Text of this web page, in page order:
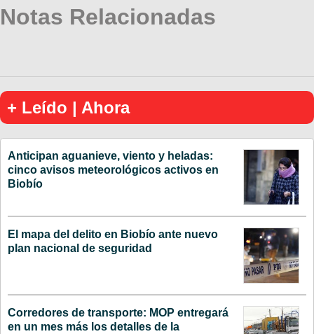
Notas Relacionadas
+ Leído | Ahora
Anticipan aguanieve, viento y heladas:
cinco avisos meteorológicos activos en
Biobío
El mapa del delito en Biobío ante nuevo
plan nacional de seguridad
Corredores de transporte: MOP entregará
en un mes más los detalles de la